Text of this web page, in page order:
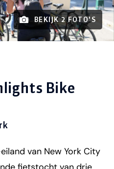
BEKIJK 2 FOTO'S
Bike
van New York City